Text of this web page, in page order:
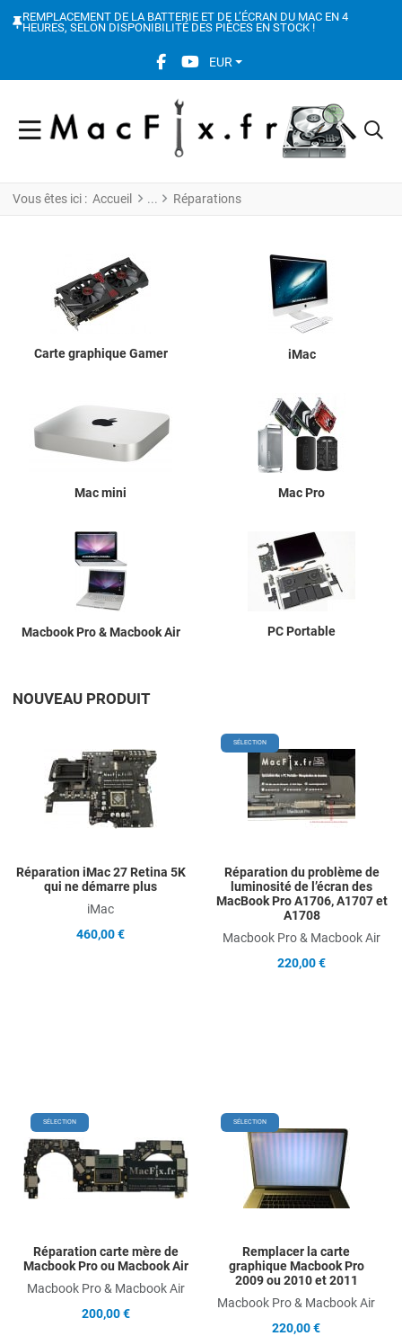
REMPLACEMENT DE LA BATTERIE ET DE L’ÉCRAN DU MAC EN 4
HEURES, SELON DISPONIBILITÉ DES PIÈCES EN STOCK !
FACEBOOK SOCIAL LINK
YOUTUBE SOCIAL LINK
EUR
Vous êtes ici : Accueil Réparations
Carte graphique Gamer iMac
Mac mini Mac Pro
Macbook Pro & Macbook Air PC Portable
NOUVEAU PRODUIT
Add to Wishlist
Add to Compare
Quick View
Réparation iMac 27 Retina 5K
qui ne démarre plus
iMac
460,00 €
SÉLECTION
Réparation du problème de
luminosité de l’écran des
MacBook Pro A1706, A1707 et
A1708
Macbook Pro & Macbook Air
220,00 €
SÉLECTION Add to Wishlist
Add to Compare
Quick View
Réparation carte mère de
Macbook Pro ou Macbook Air
Macbook Pro & Macbook Air
200,00 €
SÉLECTION
Remplacer la carte
graphique Macbook Pro
2009 ou 2010 et 2011
Macbook Pro & Macbook Air
220,00 €